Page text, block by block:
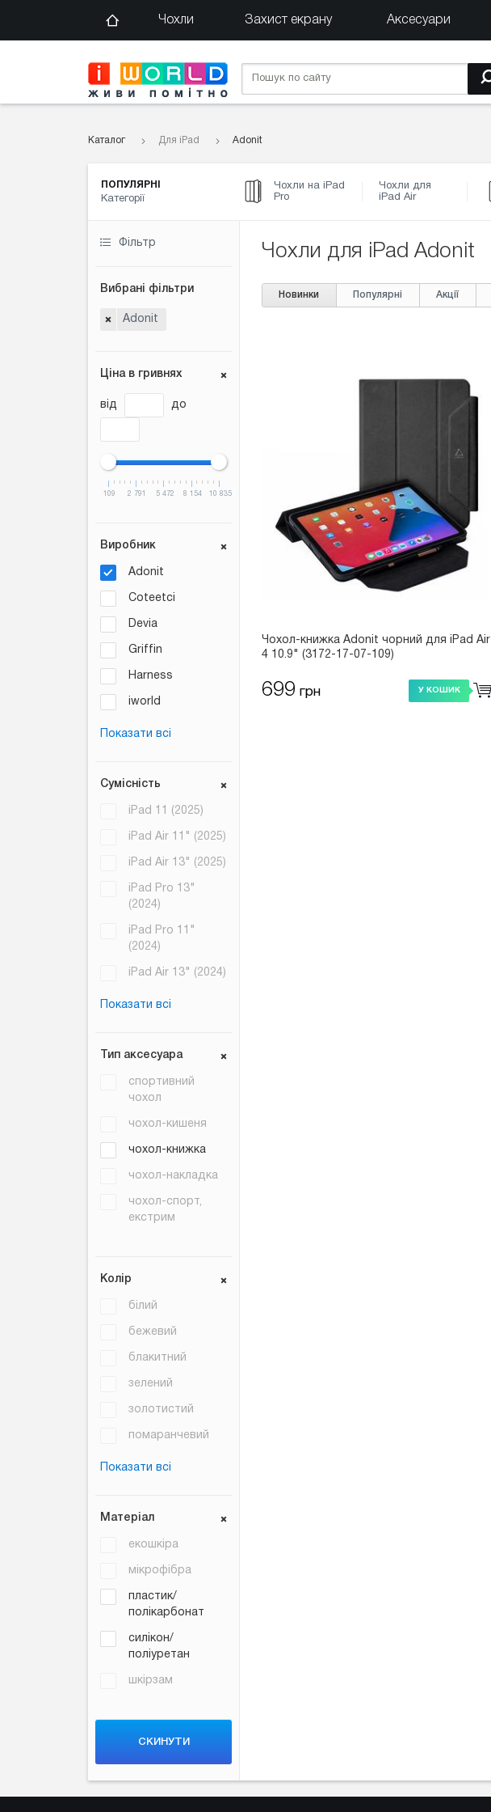
Чохли Захист екрану Аксесуари
Каталог Для iPad Adonit
ПОПУЛЯРНІ
Категорії
Чохли на iPad
Pro
Чохли для
iPad Air
Фільтр
Вибрані фільтри
Adonit
Ціна в гривнях
від до
109 2 791 5 472 8 154 10 835
Виробник
Adonit
Coteetci
Devia
Griffin
Harness
iworld
Показати всі
Сумісність
iPad 11 (2025)
iPad Air 11" (2025)
iPad Air 13" (2025)
iPad Pro 13"
(2024)
iPad Pro 11"
(2024)
iPad Air 13" (2024)
Показати всі
Тип аксесуара
спортивний
чохол
чохол-кишеня
чохол-книжка
чохол-накладка
чохол-спорт,
екстрим
Колір
білий
бежевий
блакитний
зелений
золотистий
помаранчевий
Показати всі
Матеріал
екошкіра
мікрофібра
пластик/
полікарбонат
силікон/
поліуретан
шкірзам
CКИНУТИ
Чохли для iPad Adonit
Новинки Популярні Акції
Чохол-книжка Adonit чорний для iPad Air
4 10.9" (3172-17-07-109)
699 грн У КОШИК